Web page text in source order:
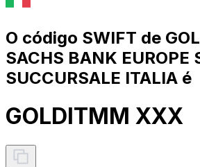
O código SWIFT de
SACHS BANK EUROPE
SUCCURSALE ITALIA é
GOLDITMM XXX